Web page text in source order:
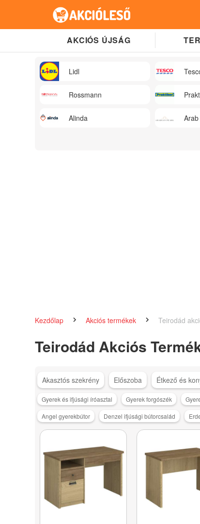
AKCIÓS ÚJSÁG
Lidl
Rossmann
Alinda
Kezdőlap Akciós termékek Teirodád
Teirodád Akciós
Akasztós szekrény Előszoba Étkező és
Gyerek és ifjúsági íróasztal Gyerek forgószék
Angel gyerekbútor Denzel ifjúsági bútorcsalád